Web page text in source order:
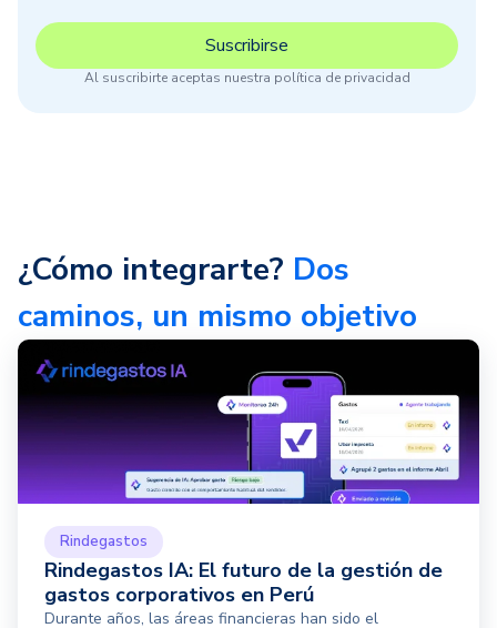
Al suscribirte aceptas nuestra política de privacidad
¿Cómo integrarte? Dos
caminos, un mismo objetivo
Rindegastos
Rindegastos IA: El futuro de la gestión de
gastos corporativos en Perú
Durante años, las áreas financieras han sido el